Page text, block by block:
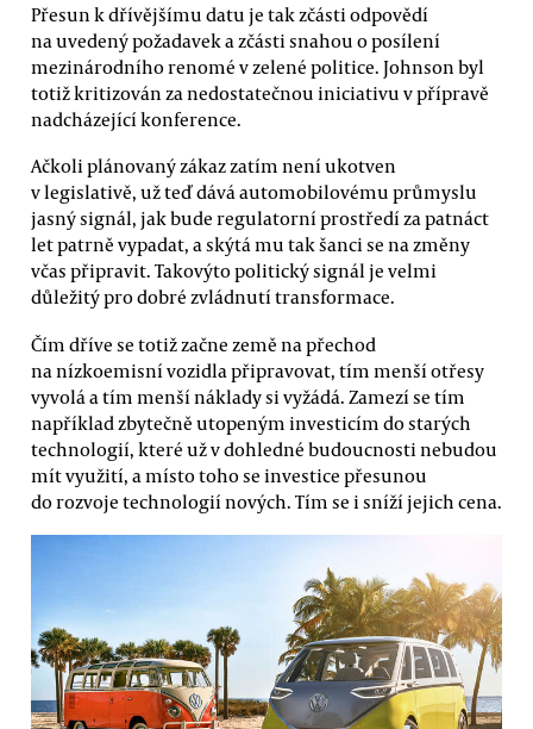
Přesun k dřívějšímu datu je tak zčásti odpovědí
na uvedený požadavek a zčásti snahou o posílení
mezinárodního renomé v zelené politice. Johnson byl
totiž kritizován za nedostatečnou iniciativu v přípravě
nadcházející konference.
Ačkoli plánovaný zákaz zatím není ukotven
v legislativě, už teď dává automobilovému průmyslu
jasný signál, jak bude regulatorní prostředí za patnáct
let patrně vypadat, a skýtá mu tak šanci se na změny
včas připravit. Takovýto politický signál je velmi
důležitý pro dobré zvládnutí transformace.
Čím dříve se totiž začne země na přechod
na nízkoemisní vozidla připravovat, tím menší otřesy
vyvolá a tím menší náklady si vyžádá. Zamezí se tím
například zbytečně utopeným investicím do starých
technologií, které už v dohledné budoucnosti nebudou
mít využití, a místo toho se investice přesunou
do rozvoje technologií nových. Tím se i sníží jejich cena.